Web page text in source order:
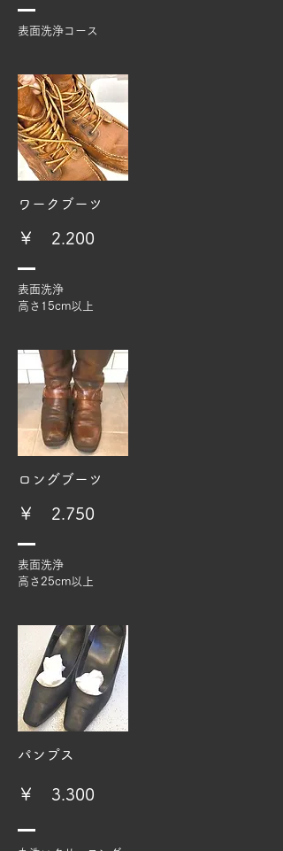
​表面洗浄コース
​ワークブーツ
​￥ 2.200
​表面洗浄
高さ15cm以上
​ロングブーツ
​￥ 2.750
表面洗浄
高さ25cm以上​​
​パンプス
​￥ 3.300